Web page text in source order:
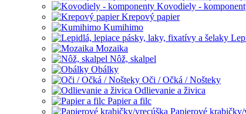
Kovodiely -
Krepový papier
Kumihimo
Mozaika
Nôž, skalpel
Obálky
Oči / Očká / Nošteky
Odlievanie a živica
Papier a filc
Papierové krabičky/